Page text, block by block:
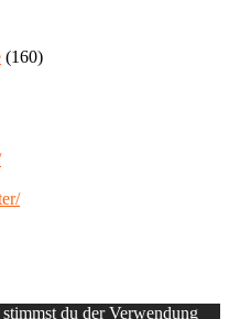
(160)
du der Verwendung